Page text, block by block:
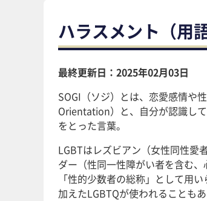
ハラスメント（用
最終更新日：2025年02月03日
SOGI（ソジ）とは、恋愛感情や
Orientation）と、自分が認識し
をとった言葉。
LGBTはレズビアン（女性同性愛
ダー（性同一性障がい者を含む
「性的少数者の総称」として用
加えたLGBTQが使われることもあ